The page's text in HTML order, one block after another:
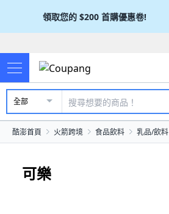
領取您的 $200 首購優惠卷!
全部
酷澎首頁 火箭跨境 食品飲料 乳品/飲料
可樂